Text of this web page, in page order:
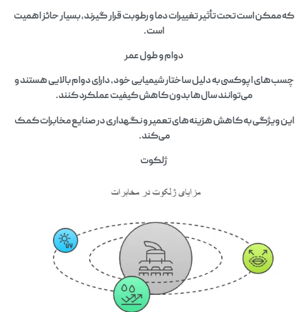
که ممکن است تحت تأثیر تغییرات دما و رطوبت قرار گیرند، بسیار حائز اهمیت
است.
دوام و طول عمر
چسب‌های اپوکسی به دلیل ساختار شیمیایی خود، دارای دوام بالایی هستند و
می‌توانند سال‌ها بدون کاهش کیفیت عملکرد کنند.
این ویژگی به کاهش هزینه‌های تعمیر و نگهداری در صنایع مخابرات کمک
می‌کند.
ژلکوت